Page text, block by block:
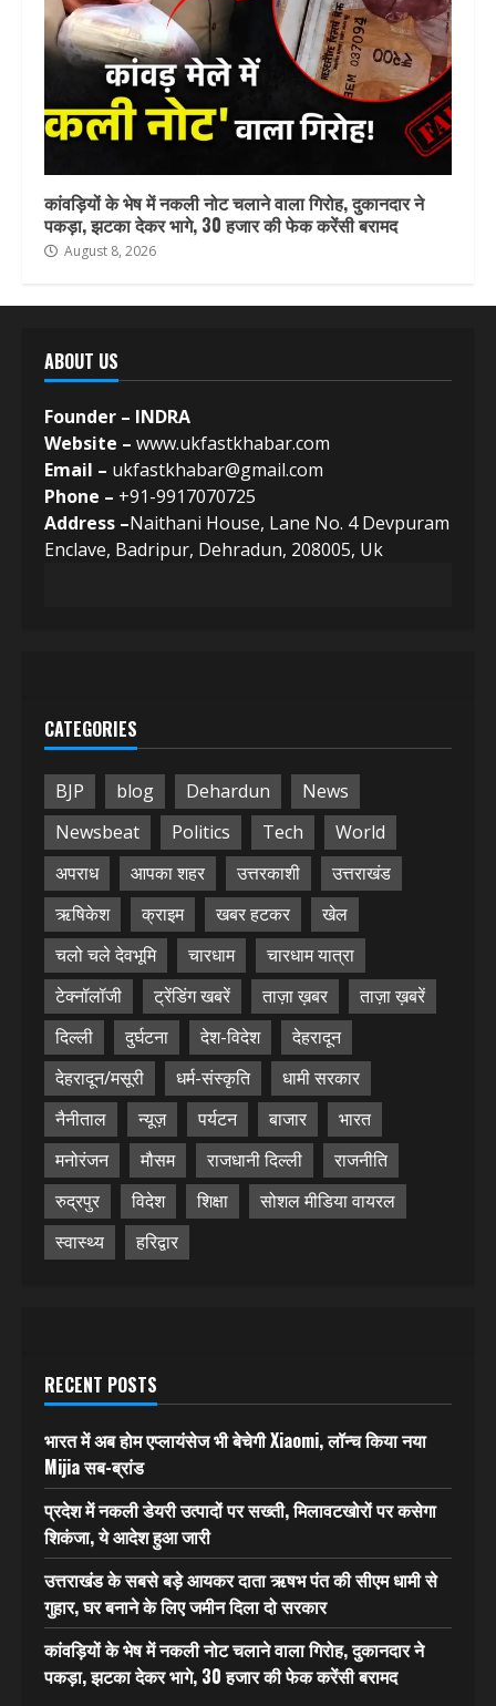
कांवड़ियों के भेष में नकली नोट चलाने वाला गिरोह, दुकानदार ने
पकड़ा, झटका देकर भागे, 30 हजार की फेक करेंसी बरामद
August 8, 2026
ABOUT US
Founder – INDRA
Website – www.ukfastkhabar.com
Email – ukfastkhabar@gmail.com
Phone – +91-9917070725
Address –Naithani House, Lane No. 4 Devpuram
Enclave, Badripur, Dehradun, 208005, Uk
CATEGORIES
BJP blog Dehardun
News
Newsbeat
Politics Tech
World
अपराध
आपका शहर उत्तरकाशी
उत्तराखंड
ऋषिकेश
क्राइम खबर हटकर
खेल
चलो चले देवभूमि
चारधाम
चारधाम यात्रा
टेक्नॉलॉजी
ट्रेंडिंग खबरें ताज़ा ख़बर
ताज़ा ख़बरें
दिल्ली
दुर्घटना देश-विदेश
देहरादून
देहरादून/मसूरी
धर्म-संस्कृति
धामी सरकार
नैनीताल
न्यूज़ पर्यटन बाजार
भारत
मनोरंजन
मौसम राजधानी दिल्ली
राजनीति
रुद्रपुर
विदेश शिक्षा
सोशल मीडिया वायरल
स्वास्थ्य
हरिद्वार
RECENT POSTS
भारत में अब होम एप्लायंसेज भी बेचेगी Xiaomi, लॉन्च किया नया
Mijia सब-ब्रांड
प्रदेश में नकली डेयरी उत्पादों पर सख्ती, मिलावटखोरों पर कसेगा
शिकंजा, ये आदेश हुआ जारी
उत्तराखंड के सबसे बड़े आयकर दाता ऋषभ पंत की सीएम धामी से
गुहार, घर बनाने के लिए जमीन दिला दो सरकार
कांवड़ियों के भेष में नकली नोट चलाने वाला गिरोह, दुकानदार ने
पकड़ा, झटका देकर भागे, 30 हजार की फेक करेंसी बरामद